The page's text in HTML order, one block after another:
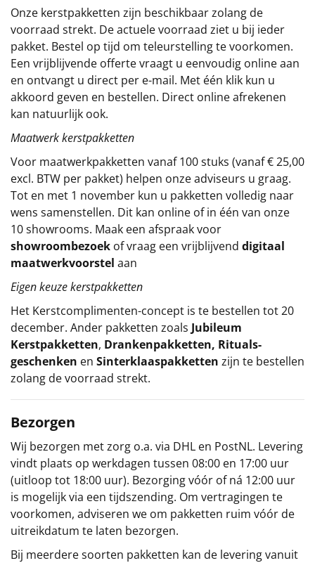
Kerstgeschenken 2026
Relatiegeschenken
Cadeaubon
Alle overige
Onze kerstpakketten zijn beschikbaar zolang de
voorraad strekt. De actuele voorraad ziet u bij ieder
pakket. Bestel op tijd om teleurstelling te voorkomen.
Een vrijblijvende offerte vraagt u eenvoudig online aan
en ontvangt u direct per e-mail. Met één klik kun u
akkoord geven en bestellen. Direct online afrekenen
kan natuurlijk ook.
Maatwerk kerstpakketten
Voor maatwerkpakketten vanaf 100 stuks (vanaf € 25,00
excl. BTW per pakket) helpen onze adviseurs u graag.
Tot en met 1 november kun u pakketten volledig naar
wens samenstellen. Dit kan online of in één van onze
10 showrooms. Maak een afspraak voor
showroombezoek of vraag een vrijblijvend digitaal
maatwerkvoorstel aan
Eigen keuze kerstpakketten
Het Kerstcomplimenten-concept is te bestellen tot 20
december. Ander pakketten zoals Jubileum
Kerstpakketten, Drankenpakketten, Rituals-
geschenken en Sinterklaaspakketten zijn te bestellen
zolang de voorraad strekt.
Bezorgen
Wij bezorgen met zorg o.a. via DHL en PostNL. Levering
vindt plaats op werkdagen tussen 08:00 en 17:00 uur
(uitloop tot 18:00 uur). Bezorging vóór of ná 12:00 uur
is mogelijk via een tijdszending. Om vertragingen te
voorkomen, adviseren we om pakketten ruim vóór de
uitreikdatum te laten bezorgen.
Bij meerdere soorten pakketten kan de levering vanuit